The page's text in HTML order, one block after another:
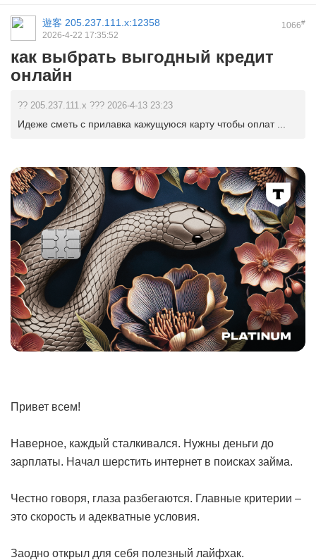
1066#
遊客 205.237.111.x:12358
2026-4-22 17:35:52
как выбрать выгодный кредит
онлайн
?? 205.237.111.x ??? 2026-4-13 23:23
Идеже сметь с прилавка кажущуюся карту чтобы оплат ...
Привет всем!
Наверное, каждый сталкивался. Нужны деньги до
зарплаты. Начал шерстить интернет в поисках займа.
Честно говоря, глаза разбегаются. Главные критерии –
это скорость и адекватные условия.
Заодно открыл для себя полезный лайфхак.